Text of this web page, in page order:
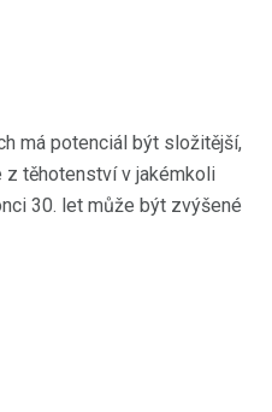
má potenciál být složitější,
z těhotenství v jakémkoli
30. let může být zvýšené